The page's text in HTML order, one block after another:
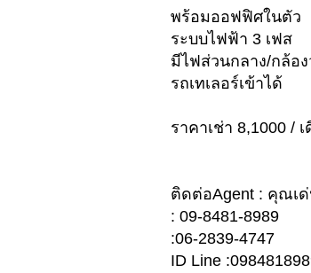
พร้อมออฟฟิศในตัว
ระบบไฟฟ้า 3 เฟส
มีไฟส่วนกลาง/กล้อ
รถเทเลอร์เข้าได้
ราคาเช่า 8,1000 /
ติดต่อAgent : คุณเ
: 09-8481-8989
:06-2839-4747
ID Line